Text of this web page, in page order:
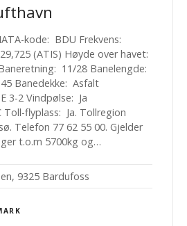
kode: BDU Frekvens:
(ATIS) Høyde over havet:
11/28 Banelengde:
Banedekke: Asfalt
3-2 Vindpølse: Ja
flyplass: Ja. Tollregion
Telefon 77 62 55 00. Gjelder
t.o.m 5700kg og…
9325 Bardufoss